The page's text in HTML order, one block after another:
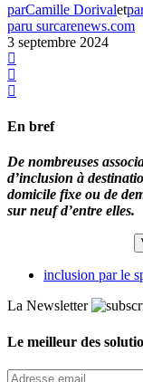
parCamille Dorivalet
paru surcarenews.com
3 septembre 2024
En bref
De nombreuses
d’inclusion à
domicile fixe ou de
sur neuf d’entre elles.
inclusion par le
La Newsletter
Le meilleur des